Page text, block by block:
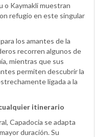
o Kaymakli muestran
refugio en este singular
los amantes de la
recorren algunos de
mientras que sus
permiten descubrir la
ligada a la
itinerario
Capadocia se adapta
duración. Su